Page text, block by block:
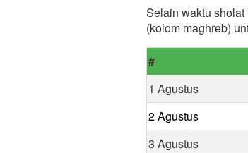
Selain waktu
(kolom maghreb)
#
1 Agustus
2 Agustus
3 Agustus